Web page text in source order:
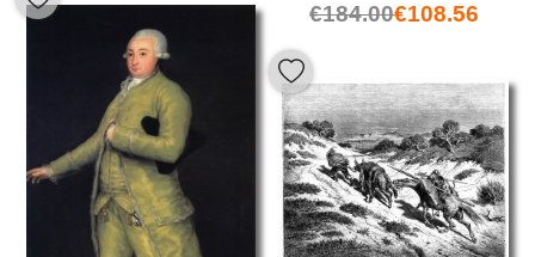
€184.00€108.56